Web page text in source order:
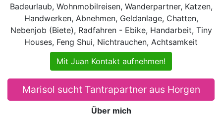
Badeurlaub, Wohnmobilreisen, Wanderpartner, Katzen,
Handwerken, Abnehmen, Geldanlage, Chatten,
Nebenjob (Biete), Radfahren - Ebike, Handarbeit, Tiny
Houses, Feng Shui, Nichtrauchen, Achtsamkeit
Mit Juan Kontakt aufnehmen!
Marisol sucht Tantrapartner aus Horgen
Über mich